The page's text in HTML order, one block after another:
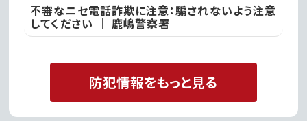
不審なニセ電話詐欺に注意：騙されないよう注意
してください ｜ 鹿嶋警察署
防犯情報をもっと見る